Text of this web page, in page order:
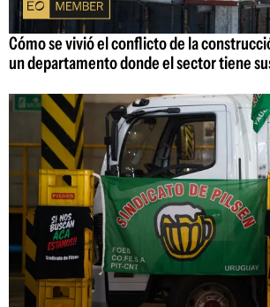
Cómo se vivió el conflicto de la
un departamento donde el sector tiene